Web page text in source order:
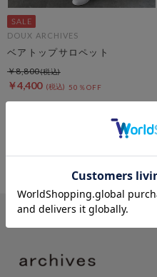
DOUX ARCHIVES
ベアトップサロペット
￥4,400 50％OFF
￥8,800